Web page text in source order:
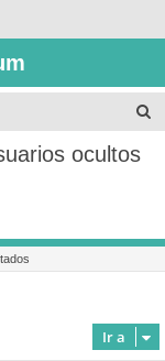
r
ocultos
Ir a